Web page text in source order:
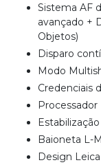
Sistema AF
avançado +
Objetos)
Disparo
Modo
Credenciais
Baioneta L-
Design